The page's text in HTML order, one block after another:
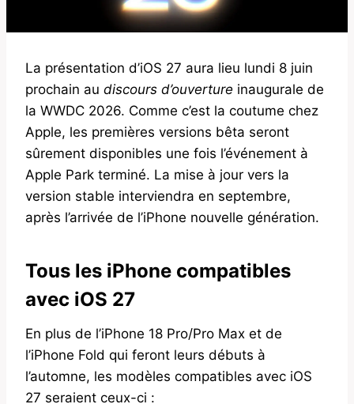
La présentation d’iOS 27 aura lieu lundi 8 juin
prochain au discours d’ouverture inaugurale de
la WWDC 2026. Comme c’est la coutume chez
Apple, les premières versions bêta seront
sûrement disponibles une fois l’événement à
Apple Park terminé. La mise à jour vers la
version stable interviendra en septembre,
après l’arrivée de l’iPhone nouvelle génération.
Tous les iPhone compatibles
avec iOS 27
En plus de l’iPhone 18 Pro/Pro Max et de
l’iPhone Fold qui feront leurs débuts à
l’automne, les modèles compatibles avec iOS
27 seraient ceux-ci :